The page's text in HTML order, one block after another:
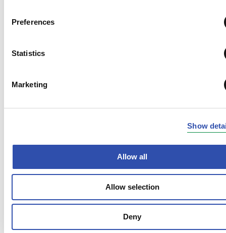
Preferences
Statistics
Marketing
Show
Allow all
Allow selection
Deny
irtauduttiin kokonaan. Tavaraliikenteessä
kuljetuksilla. Lisäksi inflaation kiihtymisen
korottivat tuotantokustannuksia yhtiön
kannattavuutta heikentävästi.
tulosparannusta, joka mahdollistaa miljardin
euron kalustoinvestointiemme rahoituksen ja
varmistaa kilpailukykymme myös
tulevaisuudessa. Tavoittelemme vuoden 2027
tulosparannustoimenpiteitä, joilla katamme
inflaatiosta syntyvää lisäkustannusta ja
parannamme yhtiön kannattavuutta, samalla
kun jatkamme investointejamme